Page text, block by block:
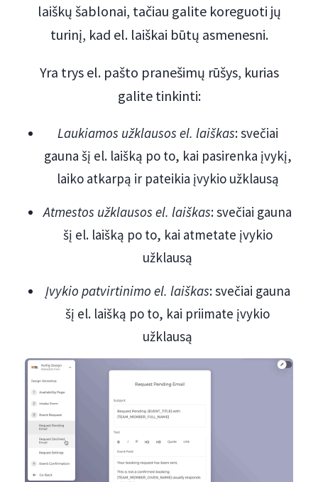
laiškų šablonai, tačiau galite koreguoti jų
turinį, kad el. laiškai būtų asmenesni.
Yra trys el. pašto pranešimų rūšys, kurias
galite tinkinti:
Laukiamos užklausos el. laiškas: svečiai
gauna šį el. laišką po to, kai pasirenka įvykį,
laiko atkarpą ir pateikia įvykio užklausą
Atmestos užklausos el. laiškas: svečiai gauna
šį el. laišką po to, kai atmetate įvykio
užklausą
Įvykio patvirtinimo el. laiškas: svečiai gauna
šį el. laišką po to, kai priimate įvykio
užklausą